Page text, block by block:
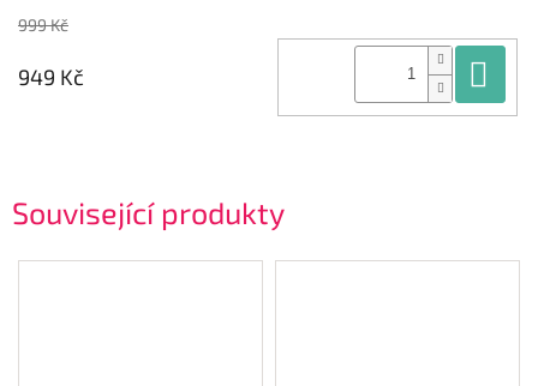
Související produkty
999 Kč
949 Kč